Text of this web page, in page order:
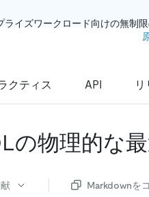
イズワークロード向けの無制
クティス API リ
の物理的な
Markdownを